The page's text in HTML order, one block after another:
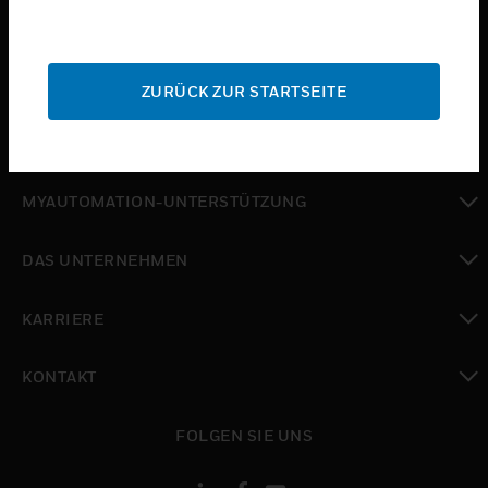
toggle view
toggle view
MYAUTOMATION-UNTERSTÜTZUNG
DAS UNTERNEHMEN
KARRIERE
KONTAKT
FOLGEN SIE UNS
ZURÜCK ZUR STARTSEITE